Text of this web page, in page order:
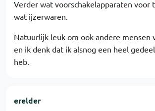
Verder wat voorschakelapparaten voor
wat ijzerwaren.
Natuurlijk leuk om ook andere mensen
en ik denk dat ik alsnog een heel
heb.
erelder